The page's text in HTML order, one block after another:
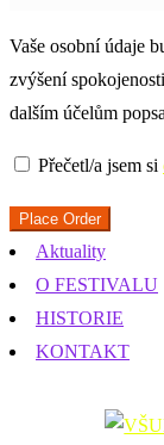
Vaše osobní údaje
zvýšení
dalším účelům
Přečetl/a jsem si
Place Order
Aktuality
O FESTIVALU
HISTORIE
KONTAKT